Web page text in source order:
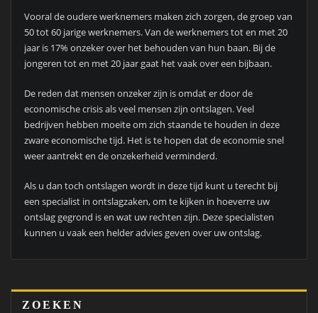
Vooral de oudere werknemers maken zich zorgen, de groep van
50 tot 60 jarige werknemers. Van de werknemers tot en met 20
jaar is 17% onzeker over het behouden van hun baan. Bij de
jongeren tot en met 20 jaar gaat het vaak over een bijbaan.
De reden dat mensen onzeker zijn is omdat er door de
economische crisis als veel mensen zijn ontslagen. Veel
bedrijven hebben moeite om zich staande te houden in deze
zware economische tijd. Het is te hopen dat de economie snel
weer aantrekt en de onzekerheid verminderd.
Als u dan toch ontslagen wordt in deze tijd kunt u terecht bij
een specialist in ontslagzaken, om te kijken in hoeverre uw
ontslag gegrond is en wat uw rechten zijn. Deze specialisten
kunnen u vaak een helder advies geven over uw ontslag.
ZOEKEN